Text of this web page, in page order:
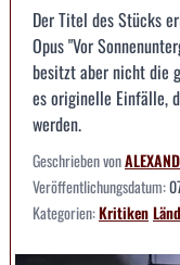
Der Titel des Stücks
Opus "Vor
besitzt aber nicht die
es originelle Einfälle,
werden.
Geschrieben von
Veröffentlichungsdatum:
Kategorien:Kritiken